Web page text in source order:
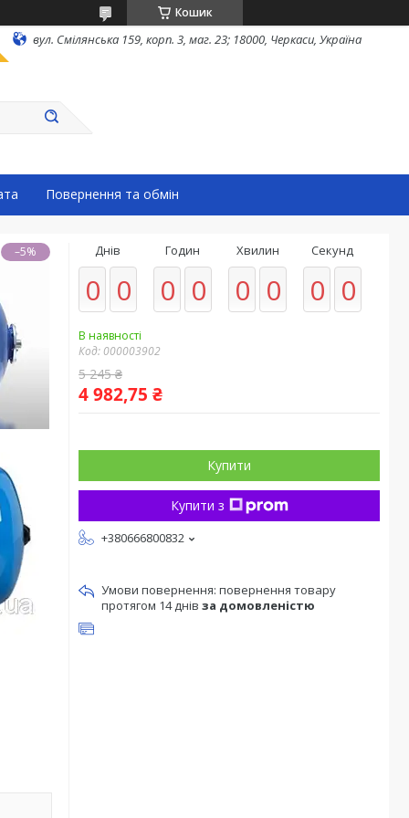
Кошик
вул. Смілянська 159, корп. 3, маг. 23; 18000, Черкаси, Україна
Повернення та обмін
–5% Днів
0 0
Годин
0 0
Хвилин
0 0
Секунд
0 0
В наявності
Код: 000003902
5 245 ₴
4 982,75 ₴
Купити
Купити з
+380666800832
повернення товару
протягом 14 днів за домовленістю